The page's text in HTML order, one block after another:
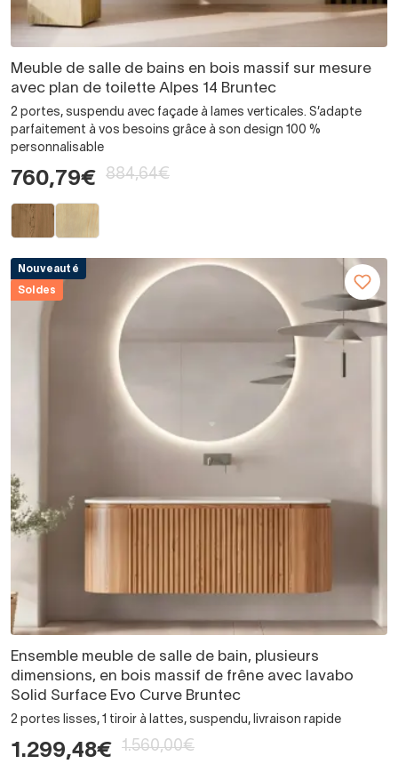
Meuble de salle de bains en bois massif sur mesure
avec plan de toilette Alpes 14 Bruntec
2 portes, suspendu avec façade à lames verticales. S’adapte
parfaitement à vos besoins grâce à son design 100 %
personnalisable
760,79€ 884,64€
Nouveauté
Soldes
Ensemble meuble de salle de bain, plusieurs
dimensions, en bois massif de frêne avec lavabo
Solid Surface Evo Curve Bruntec
2 portes lisses, 1 tiroir à lattes, suspendu, livraison rapide
1.299,48€ 1.560,00€